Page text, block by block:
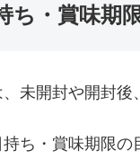
ち・賞味期
未開封や開封後
ち・賞味期限の